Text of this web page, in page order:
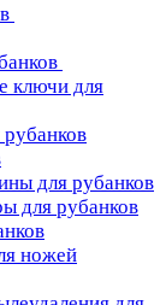
ключи для
для рубанков
для рубанков
ножей